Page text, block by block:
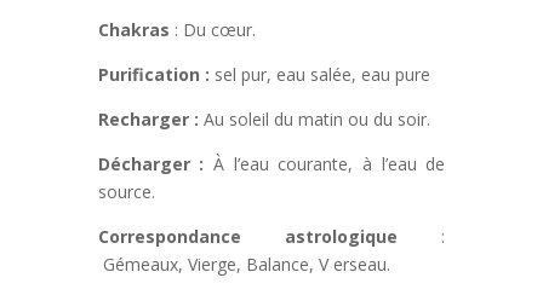
Chakras : Du cœur.
Purification : sel pur, eau salée, eau pure
Recharger : Au soleil du matin ou du soir.
Décharger : À l’eau courante, à l’eau de
source.
Correspondance astrologique :
Gémeaux, Vierge, Balance, V erseau.